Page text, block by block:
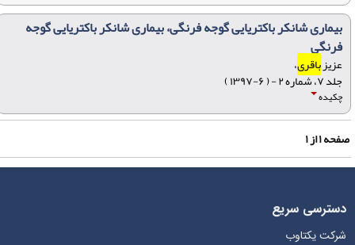
بیماری شانکر باکتریایی گوجه فرنگی، بیماری شانکر باکتریایی گوجه
فرنگی
عزیزباقری،
جلد ۷، شماره ۲ - ( ۶-۱۳۹۷ )
چکیده
۱از۱
دسترسی سریع
شرکت یکتاوب